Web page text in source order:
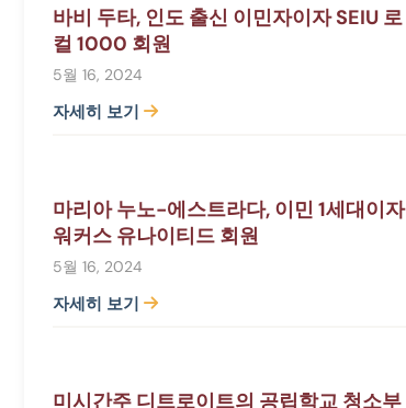
바비 두타, 인도 출신 이민자이자 SEIU 로
컬 1000 회원
5월 16, 2024
자세히 보기
마리아 누노-에스트라다, 이민 1세대이자
워커스 유나이티드 회원
5월 16, 2024
자세히 보기
미시간주 디트로이트의 공립학교 청소부